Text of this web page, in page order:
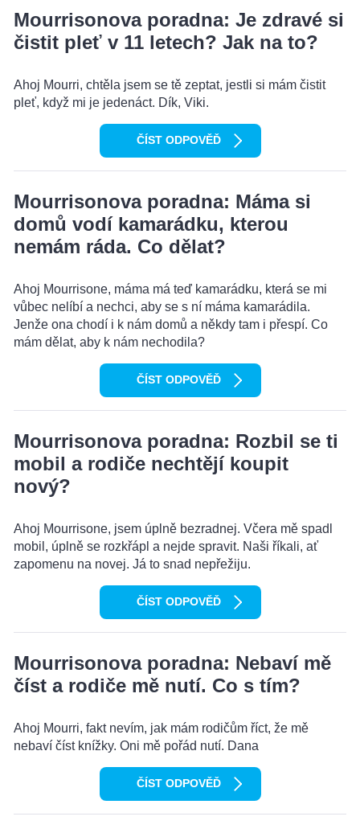
Mourrisonova poradna: Je zdravé si
čistit pleť v 11 letech? Jak na to?
Ahoj Mourri, chtěla jsem se tě zeptat, jestli si mám čistit
pleť, když mi je jedenáct. Dík, Viki.
ČÍST ODPOVĚĎ
Mourrisonova poradna: Máma si
domů vodí kamarádku, kterou
nemám ráda. Co dělat?
Ahoj Mourrisone, máma má teď kamarádku, která se mi
vůbec nelíbí a nechci, aby se s ní máma kamarádila.
Jenže ona chodí i k nám domů a někdy tam i přespí. Co
mám dělat, aby k nám nechodila?
ČÍST ODPOVĚĎ
Mourrisonova poradna: Rozbil se ti
mobil a rodiče nechtějí koupit
nový?
Ahoj Mourrisone, jsem úplně bezradnej. Včera mě spadl
mobil, úplně se rozkřápl a nejde spravit. Naši říkali, ať
zapomenu na novej. Já to snad nepřežiju.
ČÍST ODPOVĚĎ
Mourrisonova poradna: Nebaví mě
číst a rodiče mě nutí. Co s tím?
Ahoj Mourri, fakt nevím, jak mám rodičům říct, že mě
nebaví číst knížky. Oni mě pořád nutí. Dana
ČÍST ODPOVĚĎ